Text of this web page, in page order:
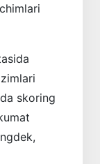
skoring